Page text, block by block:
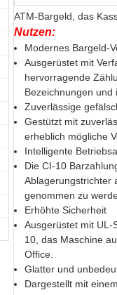
ATM-Bargeld, das
Nutzen:
Modernes Bargeld-
Ausgerüstet mit
hervorragende
Bezeichnungen und
Zuverlässige
Gestützt mit
erheblich mögliche
Intelligente
Die CI-10
Ablagerungstrichter
genommen zu
Erhöhte Sicherheit
Ausgerüstet mit UL-
10, das Maschine
Office.
Glatter und
Dargestellt mit